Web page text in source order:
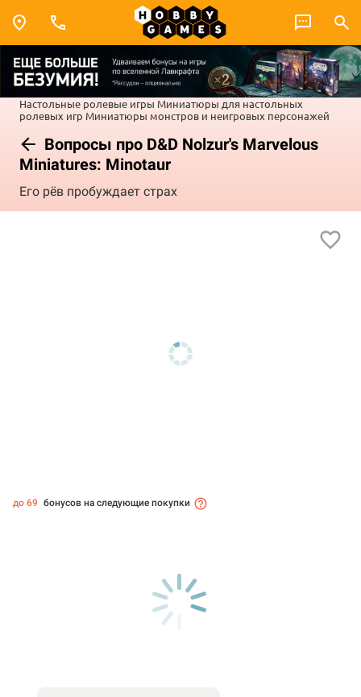
Настольные ролевые игры Миниатюры для настольных
ролевых игр Миниатюры монстров и неигровых персонажей
Вопросы про D&D Nolzur's Marvelous
Miniatures: Minotaur
Его рёв пробуждает страх
до 69 бонусов на следующие покупки